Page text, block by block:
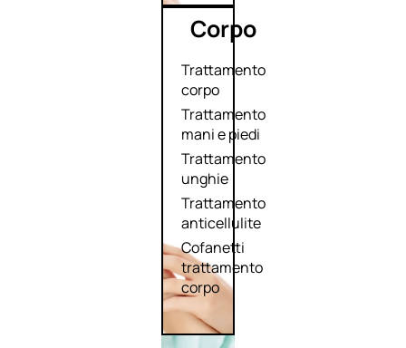
Corpo
Trattamento
corpo
Trattamento
mani e piedi
Trattamento
unghie
Trattamento
anticellulite
Cofanetti
trattamento
corpo